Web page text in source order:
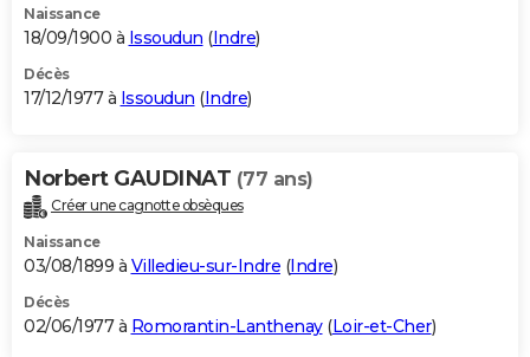
Naissance
18/09/1900 à Issoudun (Indre)
Décès
17/12/1977 à Issoudun (Indre)
Norbert GAUDINAT (77 ans)
Créer une cagnotte obsèques
Naissance
03/08/1899 à Villedieu-sur-Indre (Indre)
Décès
02/06/1977 à Romorantin-Lanthenay(Loir-et-Cher)